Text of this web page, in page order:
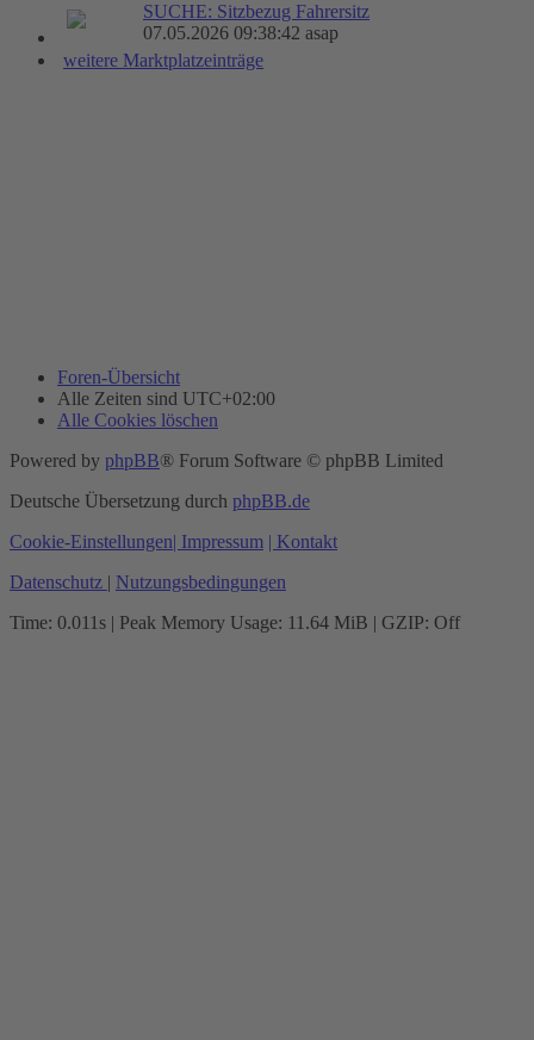
SUCHE: Sitzbezug Fahrersitz
07.05.2026 09:38:42 asap
weitere Marktplatzeinträge
Foren-Übersicht
Alle Zeiten sind UTC+02:00
Alle Cookies löschen
Powered by phpBB® Forum Software © phpBB Limited
Deutsche Übersetzung durch phpBB.de
Cookie-Einstellungen| Impressum | Kontakt
Datenschutz | Nutzungsbedingungen
Time: 0.011s | Peak Memory Usage: 11.64 MiB | GZIP: Off